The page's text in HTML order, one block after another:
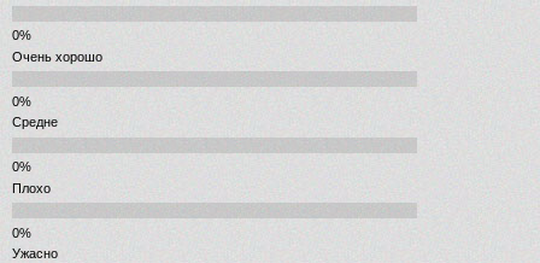
Очень хорошо
Средне
Плохо
Ужасно